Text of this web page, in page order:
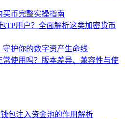
买币完整实操指南
TP用户？全面解析这类加密货币
守护你的数字资产生命线
常使用吗？版本差异、兼容性与使
包注入资金池的作用解析